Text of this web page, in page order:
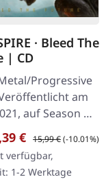
· Bleed The
| CD
Progressive
am
auf Season Of
CD. Mit
Album
Future' setzt…
€ Regulärer Preis:
15,99 €(-10.01%)
verfügbar,
1-2 Werktage